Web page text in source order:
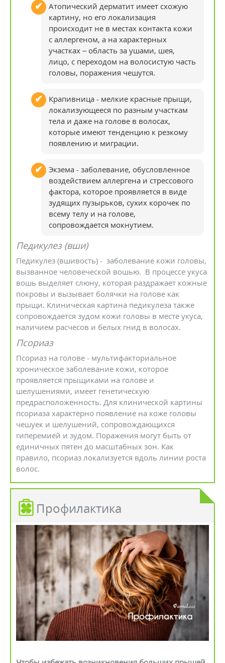
Атопический дерматит имеет схожую
картину, но его локализация
происходит не в местах контакта кожи
с аллергеном, а на характерных
участках – область за ушами, шея,
лицо, с переходом на волосистую часть
головы, поражения чешутся.
Крапивница - мелкие красные прыщи,
локализующееся по разным участкам
тела и даже на голове в волосах,
которые имеют тенденцию к резкому
появлению и миграции.
Экзема - заболевание, обусловленное
воздействием аллергена и стрессового
фактора, которое проявляется в виде
зудящих пузырьков, сухих корочек по
всему телу и на голове,
сопровождается мокнутием.
Педикулез (вши)
Педикулез (вшивость) - заболевание кожи головы,
вызванное человеческой вошью. В процессе укуса
вошь выделяет слюну, которая раздражает кожные
покровы и вызывает болячки на голове как
прыщи. Клиническая картина педикулеза также
сопровождается зудом кожи головы в месте укуса,
наличием расчесов и белых гнид в волосах.
Псориаз
Псориаз на голове - мультифакториальное
хроническое заболевание кожи, которое
проявляется прыщиками на голове и
шелушениями, имеет генетическую
предрасположенность. Для клинической картины
псориаза характерно появление на коже головы
чешуек и шелушений, сопровождающихся
гиперемией и зудом. Поражения могут быть от
единичных пятен до масштабных зон. Как
правило, псориаз локализуется вдоль линии роста
волос.
Профилактика